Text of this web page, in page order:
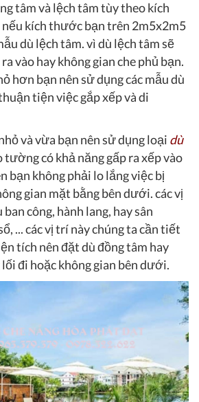
tâm và lệch tâm tùy theo kích
kích thước bạn trên 2m5x2m5
dù lệch tâm. vì dù lệch tâm sẽ
vào hay không gian che phủ bạn.
hơn bạn nên sử dụng các mẫu dù
tiện việc gắp xếp và di
và vừa bạn nên sử dụng loại dù
tường có khả năng gấp ra xếp vào
bạn không phải lo lắng việc bị
gian mặt bằng bên dưới. các vị
công, hành lang, hay sân
... các vị trí này chúng ta cần tiết
tích nên đặt dù đồng tâm hay
đi hoặc không gian bên dưới.